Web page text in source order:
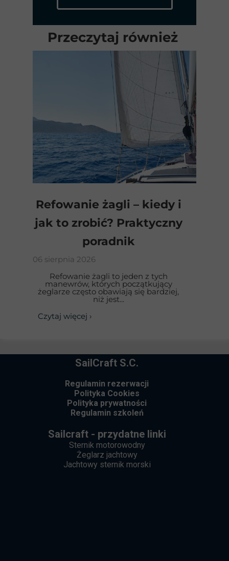
Przeczytaj również
Refowanie żagli – kiedy i
jak to zrobić? Praktyczny
poradnik
06 sierpnia 2026
Refowanie żagli to jeden z tych
manewrów, których początkujący
żeglarze często obawiają się bardziej,
niż jest...
Czytaj więcej ›
Sailcraft - przydatne linki
Sternik motorowodny
Żeglarz jachtowy
Jachtowy sternik morski
SailCraft S.C.
Regulamin rezerwacji
Polityka Cookies
Polityka prywatności
Regulamin szkoleń